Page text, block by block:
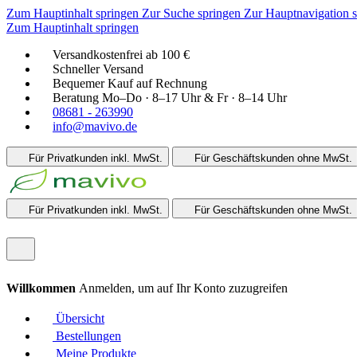
Zum Hauptinhalt springen Zur Suche springen Zur Hauptnavigation
Zum Hauptinhalt springen
Versandkostenfrei ab 100 €
Schneller Versand
Bequemer Kauf auf Rechnung
Beratung Mo–Do · 8–17 Uhr & Fr · 8–14 Uhr
08681 - 263990
info@mavivo.de
Für Privatkunden inkl. MwSt. Für Geschäftskunden ohne MwSt.
Für Privatkunden inkl. MwSt. Für Geschäftskunden ohne MwSt.
Willkommen Anmelden, um auf Ihr Konto zuzugreifen
Übersicht
Bestellungen
Meine Produkte